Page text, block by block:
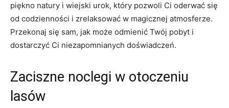
piękno⁤ natury i wiejski urok, który⁣ pozwoli Ci oderwać​ się
od codzienności i zrelaksować w magicznej atmosferze.⁢
Przekonaj się sam, jak może odmienić Twój​ pobyt i
dostarczyć Ci niezapomnianych doświadczeń.
Zaciszne noclegi ‍w otoczeniu
‍lasów